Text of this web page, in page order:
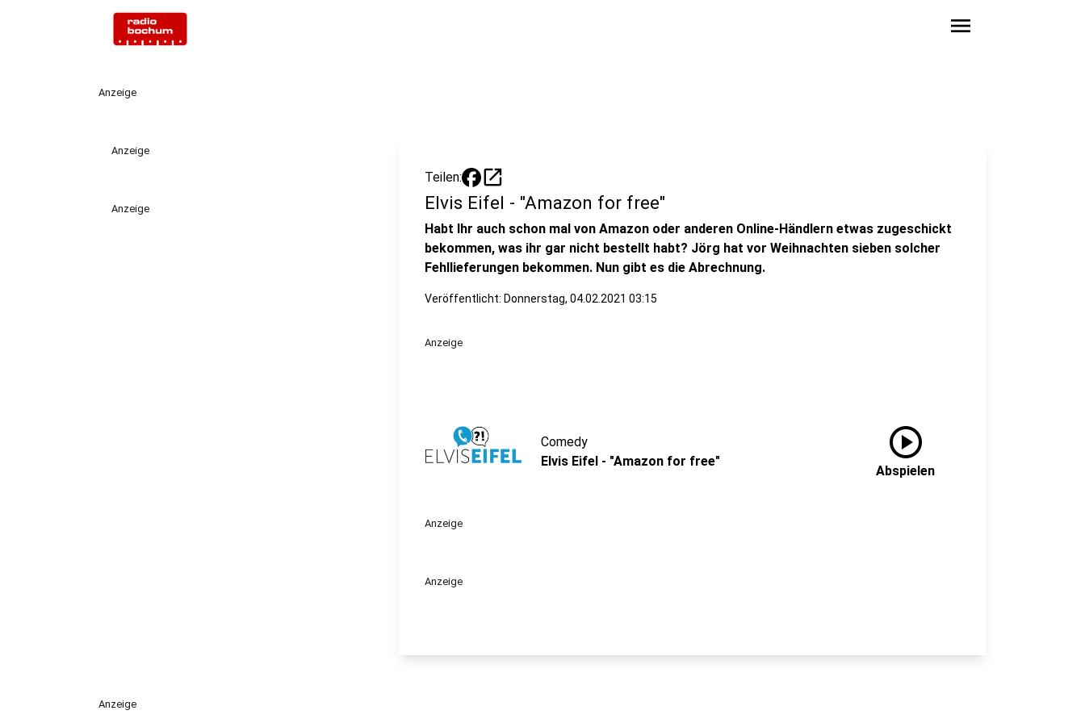
menu
Anzeige
Anzeige
Anzeige
Teilen: open_in_new
Elvis Eifel - "Amazon for free"
Habt Ihr auch schon mal von Amazon oder anderen Online-Händlern etwas zugeschickt
bekommen, was ihr gar nicht bestellt habt? Jörg hat vor Weihnachten sieben solcher
Fehllieferungen bekommen. Nun gibt es die Abrechnung.
Veröffentlicht: Donnerstag, 04.02.2021 03:15
Anzeige
Comedy
Elvis Eifel - "Amazon for free"
play_circle
Abspielen
Anzeige
Anzeige
Anzeige